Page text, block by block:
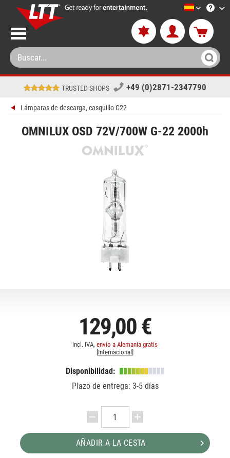
LTT-
TRUSTED SHOPS +49 (0)2871-2347790
Lámparas de descarga, casquillo G22
OMNILUX OSD 72V/700W G-22 2000h
129,00 €
incl. IVA, envío a Alemania gratis
Internacional
Disponibilidad:
Plazo de entrega: 3-5 días
AÑADIR A LA CESTA